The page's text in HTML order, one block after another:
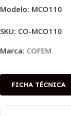
Modelo: MCO110
SKU: CO-MCO110
Marca: COFEM
FICHA TÉCNICA